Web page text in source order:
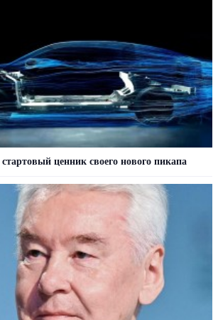
ценник своего нового пикапа